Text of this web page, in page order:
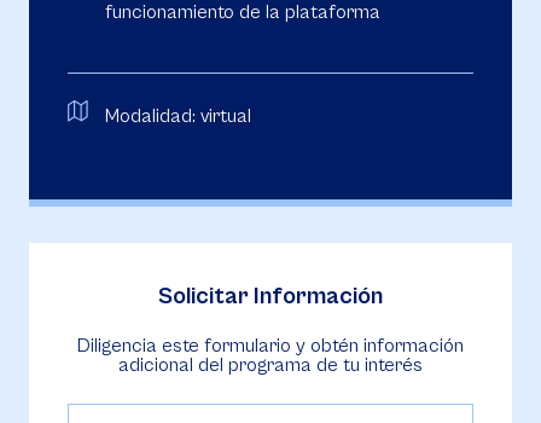
funcionamiento de la plataforma
Modalidad: virtual
Solicitar Información
Diligencia este formulario y obtén información
adicional del programa de tu interés